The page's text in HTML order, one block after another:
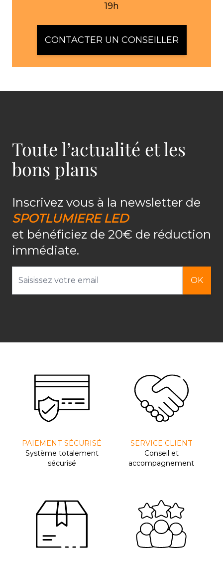
19h
CONTACTER UN CONSEILLER
Toute l’actualité et les
bons plans
Inscrivez vous à la newsletter de
SPOTLUMIERE LED
et bénéficiez de 20€ de réduction
immédiate.
OK
PAIEMENT SÉCURISÉ
Système totalement
sécurisé
SERVICE CLIENT
Conseil et
accompagnement